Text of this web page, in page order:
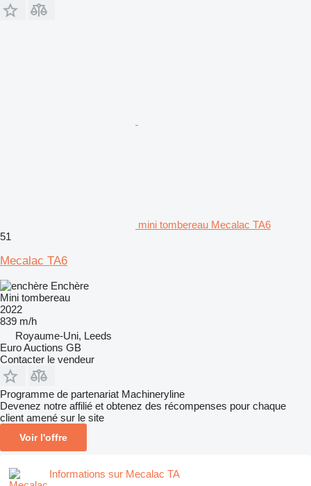
mini tombereau Mecalac TA6
51
Mecalac TA6
Enchère
Mini tombereau
2022
839 m/h
Royaume-Uni, Leeds
Euro Auctions GB
Contacter le vendeur
Programme de partenariat Machineryline
Devenez notre affilié et obtenez des récompenses pour chaque
client amené sur le site
Voir l'offre
Informations sur Mecalac TA